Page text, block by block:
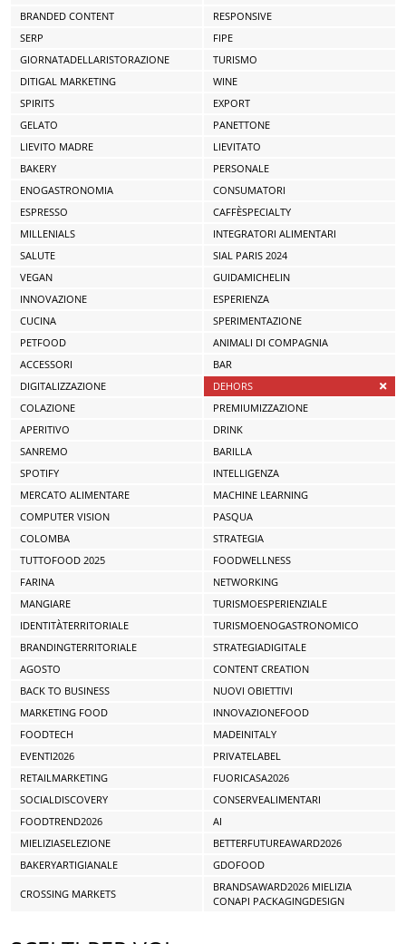
BRANDED CONTENT
RESPONSIVE
SERP
FIPE
GIORNATADELLARISTORAZIONE
TURISMO
DITIGAL MARKETING
WINE
SPIRITS
EXPORT
GELATO
PANETTONE
LIEVITO MADRE
LIEVITATO
BAKERY
PERSONALE
ENOGASTRONOMIA
CONSUMATORI
ESPRESSO
CAFFÈSPECIALTY
MILLENIALS
INTEGRATORI ALIMENTARI
SALUTE
SIAL PARIS 2024
VEGAN
GUIDAMICHELIN
INNOVAZIONE
ESPERIENZA
CUCINA
SPERIMENTAZIONE
PETFOOD
ANIMALI DI COMPAGNIA
ACCESSORI
BAR
DIGITALIZZAZIONE
DEHORS
COLAZIONE
PREMIUMIZZAZIONE
APERITIVO
DRINK
SANREMO
BARILLA
SPOTIFY
INTELLIGENZA
MERCATO ALIMENTARE
MACHINE LEARNING
COMPUTER VISION
PASQUA
COLOMBA
STRATEGIA
TUTTOFOOD 2025
FOODWELLNESS
FARINA
NETWORKING
MANGIARE
TURISMOESPERIENZIALE
IDENTITÀTERRITORIALE
TURISMOENOGASTRONOMICO
BRANDINGTERRITORIALE
STRATEGIADIGITALE
AGOSTO
CONTENT CREATION
BACK TO BUSINESS
NUOVI OBIETTIVI
MARKETING FOOD
INNOVAZIONEFOOD
FOODTECH
MADEINITALY
EVENTI2026
PRIVATELABEL
RETAILMARKETING
FUORICASA2026
SOCIALDISCOVERY
CONSERVEALIMENTARI
FOODTREND2026
AI
MIELIZIASELEZIONE
BETTERFUTUREAWARD2026
BAKERYARTIGIANALE
GDOFOOD
CROSSING MARKETS
BRANDSAWARD2026 MIELIZIA
CONAPI PACKAGINGDESIGN